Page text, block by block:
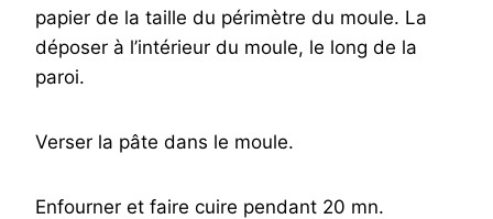
papier de la taille du périmètre du moule. La
déposer à l’intérieur du moule, le long de la
paroi.
Verser la pâte dans le moule.
Enfourner et faire cuire pendant 20 mn.